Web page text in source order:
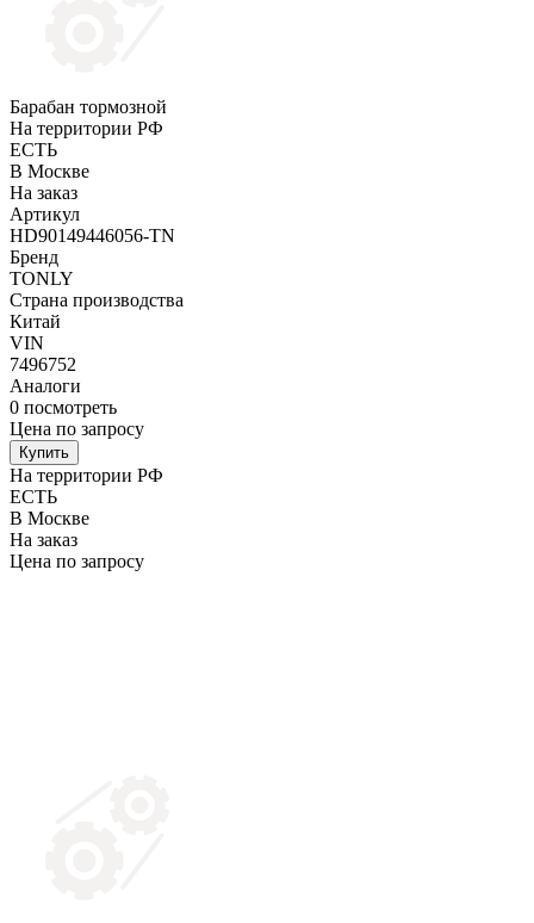
Барабан тормозной
На территории РФ
ЕСТЬ
В Москве
На заказ
Артикул
HD90149446056-TN
Бренд
TONLY
Страна производства
Китай
VIN
7496752
Аналоги
0 посмотреть
Цена по запросу
Купить
На территории РФ
ЕСТЬ
В Москве
На заказ
Цена по запросу